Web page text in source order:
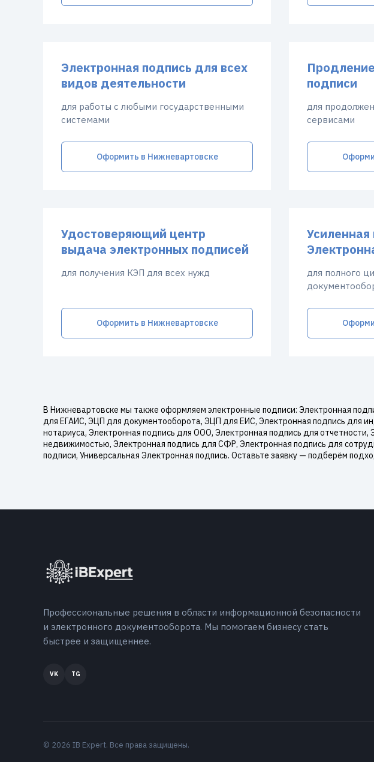
Электронная подпись для всех
видов деятельности
для работы с любыми государственными
системами
Оформить в Нижневартовске
подписи
для
сервисами
Удостоверяющий центр
выдача электронных подписей
для получения КЭП для всех нужд
Оформить в Нижневартовске
для полного
В Нижневартовске мы также оформляем электронные подписи: Электронная
для ЕГАИС, ЭЦП для документооборота, ЭЦП для ЕИС, Электронная подпись для
нотариуса, Электронная подпись для ООО, Электронная подпись для
недвижимостью, Электронная подпись для СФР, Электронная подпись для
подписи, Универсальная Электронная подпись. Оставьте заявку — подберём
Профессиональные решения в области информационной безопасности
и электронного документооборота. Мы помогаем бизнесу стать
быстрее и защищеннее.
© 2026 IB Expert. Все права защищены.